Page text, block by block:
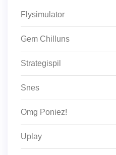
Flysimulator
Gem Chilluns
Strategispil
Snes
Omg Poniez!
Uplay